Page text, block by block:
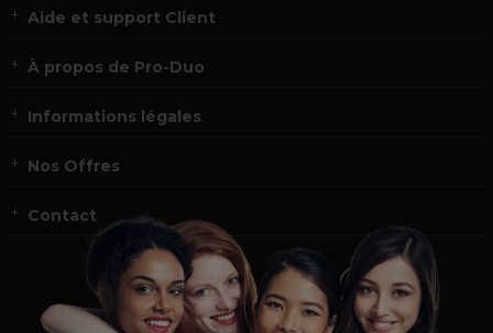
Aide et support Client
À propos de Pro-Duo
Informations légales
Nos Offres
Contact